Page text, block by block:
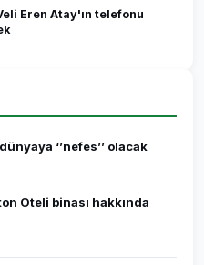
Eren Atay'ın telefonu
‘’nefes’’ olacak
Oteli binası hakkında